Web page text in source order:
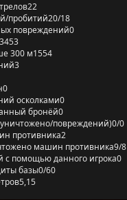
22
пробитий20/18
повреждений0
3453
300 м1554
3
0
осколками0
бронёй0
повреждений)0/0
противника2
машин противника9/8
с помощью данного игрока0
базы0/60
5,15